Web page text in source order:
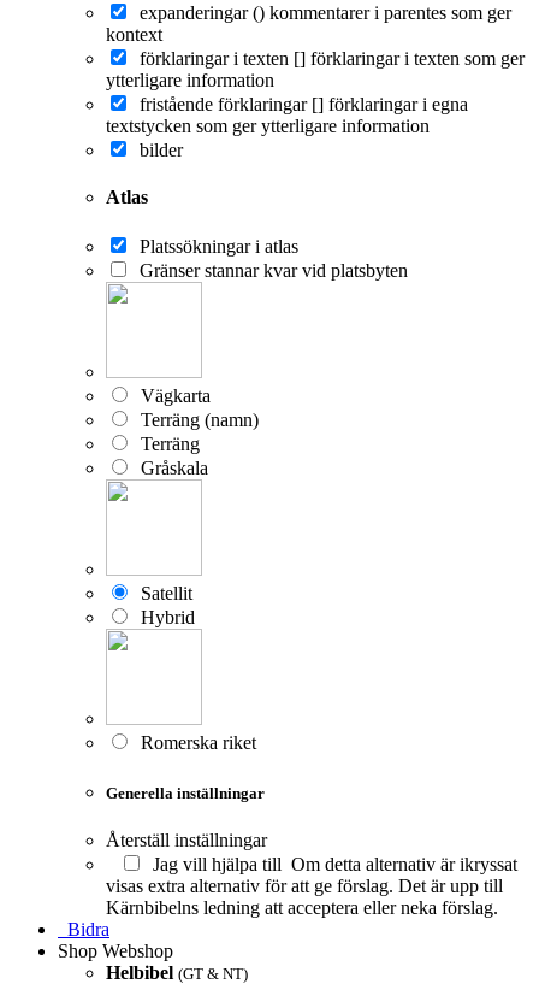
expanderingar () kommentarer i parentes som ger
kontext
förklaringar i texten [] förklaringar i texten som ger
ytterligare information
fristående förklaringar [] förklaringar i egna
textstycken som ger ytterligare information
bilder
Atlas
Platssökningar i atlas
Gränser stannar kvar vid platsbyten
Vägkarta
Terräng (namn)
Terräng
Gråskala
Satellit
Hybrid
Romerska riket
Generella inställningar
Återställ inställningar
Jag vill hjälpa till Om detta alternativ är ikryssat
visas extra alternativ för att ge förslag. Det är upp till
Kärnbibelns ledning att acceptera eller neka förslag.
Bidra
Shop Webshop
Helbibel (GT & NT)